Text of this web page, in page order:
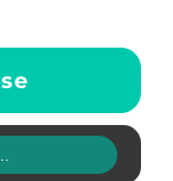
se